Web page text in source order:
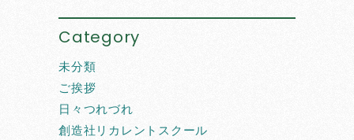
Category
未分類
ご挨拶
日々つれづれ
創造社リカレントスクール